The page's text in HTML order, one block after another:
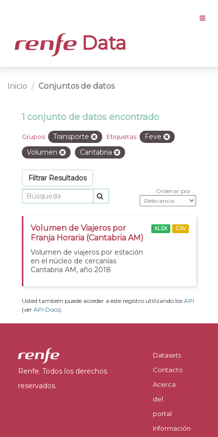
Data
Inicio Conjuntos de datos
1 conjunto de datos encontrado
Grupos: Transporte Etiquetas:
Feve
Volumen
Cantabria
Filtrar Resultados
Ordenar por
Volumen de Viajeros por
Franja Horaria (Cantabria AM)
Volumen de viajeros por estación
en el núcleo de cercanías
Cantabria AM, año 2018
XLSX CSV
Usted también puede acceder a este registro utilizando los API
(ver API Docs).
Renfe. Todos los derechos
reservados.
Datasets
Contacto
Acerca
del
portal
Información